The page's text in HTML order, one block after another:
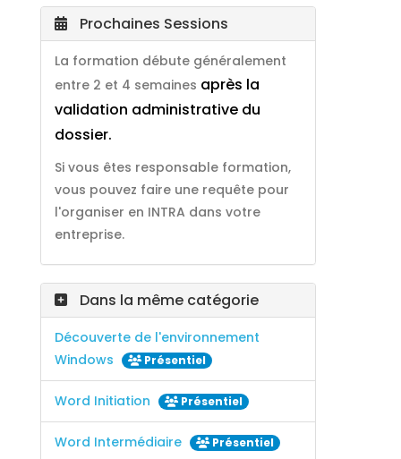
Prochaines Sessions
La formation débute généralement
entre 2 et 4 semaines après la
validation administrative du
dossier.
Si vous êtes responsable formation,
vous pouvez faire une requête pour
l'organiser en INTRA dans votre
entreprise.
Dans la même catégorie
Découverte de l'environnement
Windows
Présentiel
Word Initiation Présentiel
Word Intermédiaire Présentiel